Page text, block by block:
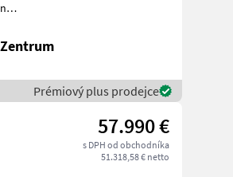
Prémiový plus prodejce
57.990 €
s DPH od obchodníka
51.318,58 € netto